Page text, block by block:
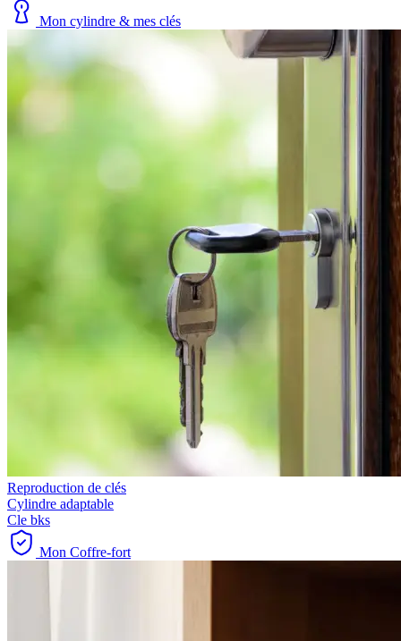
Mon cylindre & mes clés
Reproduction de clés
Cylindre adaptable
Cle bks
Mon Coffre-fort